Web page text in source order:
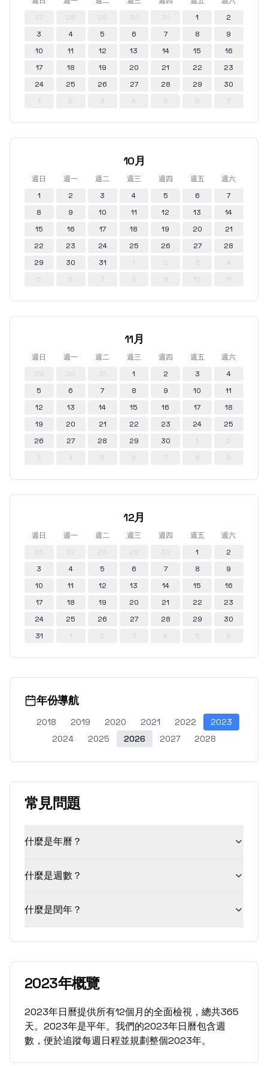
27
28 29 30 31 1
2
3
4 5 6 7 8
9
10
11 12 13 14 15
16
17
18 19 20 21 22
23
24
25 26 27 28 29
30
1
2 3 4 5 6 7
10月
週日 週一 週二 週三 週四 週五
週六
1
2 3 4 5 6
7
8
9 10 11 12 13
14
15
16 17 18 19 20
21
22
23 24 25 26 27
28
29
30 31 1 2 3
4
5
6 7 8 9 10 11
11月
週日 週一 週二 週三 週四 週五
週六
29
30 31 1 2 3
4
5
6 7 8 9 10
11
12
13 14 15 16 17
18
19
20 21 22 23 24
25
26
27 28 29 30 1
2
3
4 5 6 7 8 9
12月
週日 週一 週二 週三 週四 週五
週六
26
27 28 29 30 1
2
3
4 5 6 7 8
9
10
11 12 13 14 15
16
17
18 19 20 21 22
23
24
25 26 27 28 29
30
31
1 2 3 4 5 6
年份導航
2018 2019 2020 2021 2022
2023
2024
2025 2026 2027 2028
常見問題
什麼是年曆？
什麼是週數？
什麼是閏年？
2023年概覽
2023年日曆提供所有12個月的全面檢視，總共365
天。2023年是平年。我們的2023年日曆包含週
數，便於追蹤每週日程並規劃整個2023年。